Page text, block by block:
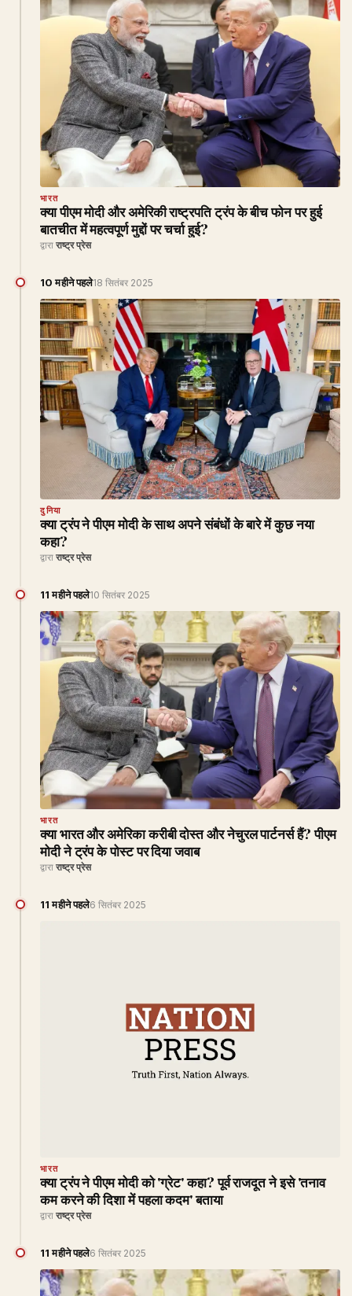
भारत
क्या पीएम मोदी और अमेरिकी राष्ट्रपति ट्रंप के बीच फोन पर हुई
बातचीत में महत्वपूर्ण मुद्दों पर चर्चा हुई?
द्वारा राष्ट्र प्रेस
10 महीने पहले18 सितंबर 2025
दुनिया
क्या ट्रंप ने पीएम मोदी के साथ अपने संबंधों के बारे में कुछ नया
कहा?
द्वारा राष्ट्र प्रेस
11 महीने पहले10 सितंबर 2025
भारत
क्या भारत और अमेरिका करीबी दोस्त और नेचुरल पार्टनर्स हैं? पीएम
मोदी ने ट्रंप के पोस्ट पर दिया जवाब
द्वारा राष्ट्र प्रेस
11 महीने पहले6 सितंबर 2025
भारत
क्या ट्रंप ने पीएम मोदी को 'ग्रेट' कहा? पूर्व राजदूत ने इसे 'तनाव
कम करने की दिशा में पहला कदम' बताया
द्वारा राष्ट्र प्रेस
11 महीने पहले6 सितंबर 2025